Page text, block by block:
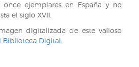
once ejemplares en España y no
el siglo XVII.
digitalizada de este valioso
Biblioteca Digital